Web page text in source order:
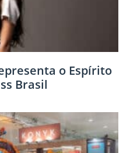
o Espírito
Brasil